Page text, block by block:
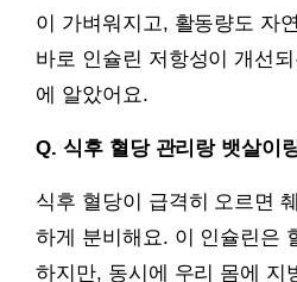
이 가벼워지고, 활동량도 자
바로 인슐린 저항성이 개선
에 알았어요.
Q. 식후 혈당 관리랑 뱃살이
식후 혈당이 급격히 오르면
하게 분비해요. 이 인슐린은
하지만, 동시에 우리 몸에 지